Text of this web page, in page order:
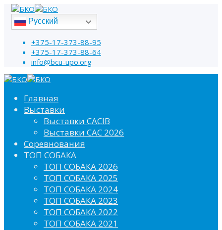
Русский
+375-17-373-88-95
+375-17-373-88-64
info@bcu-upo.org
Главная
Выставки
Выставки CACIB
Выставки САС 2026
Соревнования
ТОП СОБАКА
ТОП СОБАКА 2026
ТОП СОБАКА 2025
ТОП СОБАКА 2024
ТОП СОБАКА 2023
ТОП СОБАКА 2022
ТОП СОБАКА 2021